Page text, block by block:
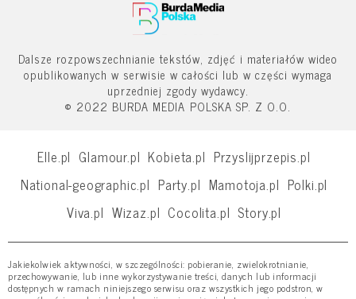
Dalsze rozpowszechnianie tekstów, zdjęć i materiałów wideo
opublikowanych w serwisie w całości lub w części wymaga
uprzedniej zgody wydawcy.
© 2022 BURDA MEDIA POLSKA SP. Z O.O.
Elle.pl Glamour.pl Kobieta.pl Przyslijprzepis.pl
National-geographic.pl Party.pl Mamotoja.pl Polki.pl
Viva.pl Wizaz.pl Cocolita.pl Story.pl
Jakiekolwiek aktywności, w szczególności: pobieranie, zwielokrotnianie,
przechowywanie, lub inne wykorzystywanie treści, danych lub informacji
dostępnych w ramach niniejszego serwisu oraz wszystkich jego podstron, w